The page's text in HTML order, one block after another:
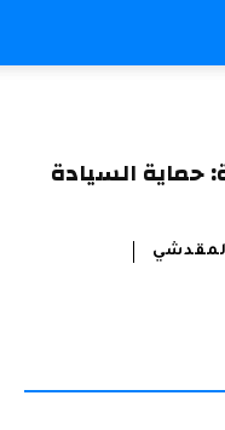
حماية السيادة